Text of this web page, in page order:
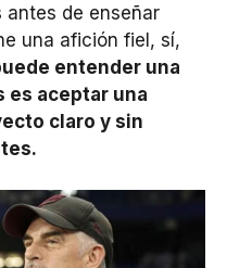
antes de enseñar
una afición fiel, sí,
entender una
es aceptar una
claro y sin